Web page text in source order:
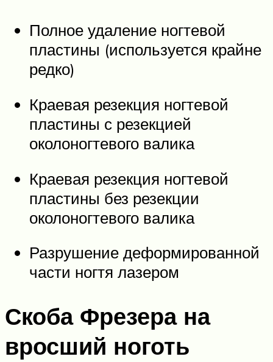
Полное удаление ногтевой
пластины (используется крайне
редко)
Краевая резекция ногтевой
пластины с резекцией
околоногтевого валика
Краевая резекция ногтевой
пластины без резекции
околоногтевого валика
Разрушение деформированной
части ногтя лазером
Скоба Фрезера на
вросший ноготь